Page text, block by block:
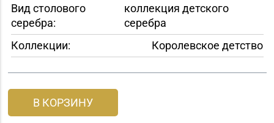
Вид столового
серебра:
коллекция детского
серебра
Коллекции:
Королевское детство
В КОРЗИНУ